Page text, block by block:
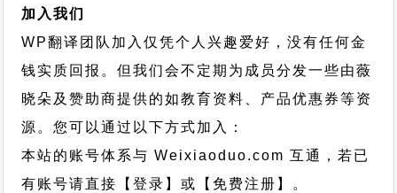
加入我们
WP翻译团队加入仅凭个人兴趣爱好，没有任何金
钱实质回报。但我们会不定期为成员分发一些由薇
晓朵及赞助商提供的如教育资料、产品优惠券等资
源。您可以通过以下方式加入：
本站的账号体系与Weixiaoduo.com 互通，若已
有账号请直接【登录】或【免费注册】。